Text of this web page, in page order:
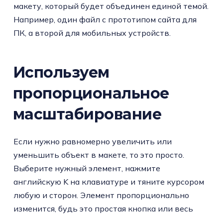
макету, который будет объединен единой темой.
Например, один файл с прототипом сайта для
ПК, а второй для мобильных устройств.
Используем
пропорциональное
масштабирование
Если нужно равномерно увеличить или
уменьшить объект в макете, то это просто.
Выберите нужный элемент, нажмите
английскую K на клавиатуре и тяните курсором
любую и сторон. Элемент пропорционально
изменится, будь это простая кнопка или весь